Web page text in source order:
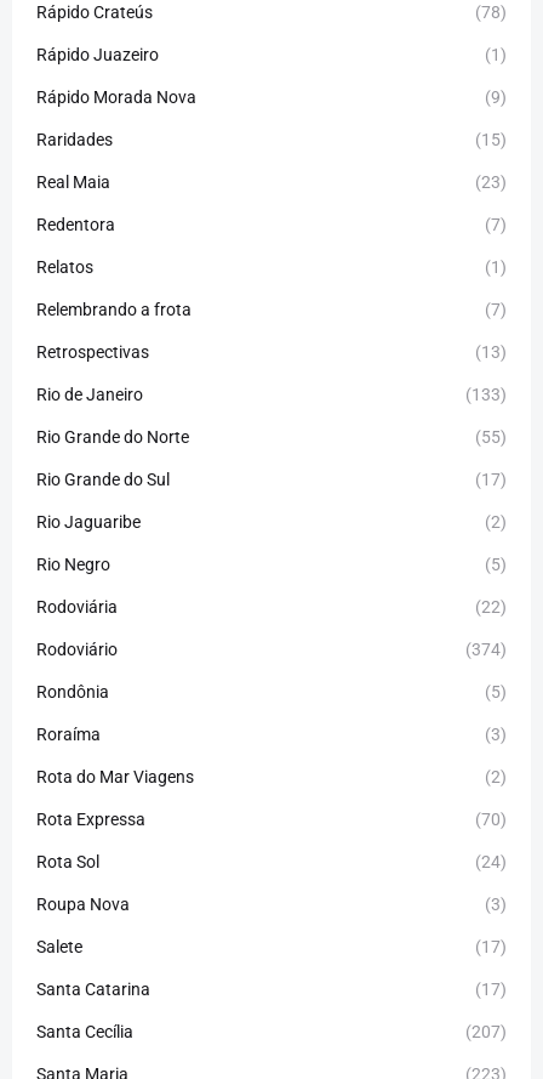
Rápido Crateús (78)
Rápido Juazeiro (1)
Rápido Morada Nova (9)
Raridades (15)
Real Maia (23)
Redentora (7)
Relatos (1)
Relembrando a frota (7)
Retrospectivas (13)
Rio de Janeiro (133)
Rio Grande do Norte (55)
Rio Grande do Sul (17)
Rio Jaguaribe (2)
Rio Negro (5)
Rodoviária (22)
Rodoviário (374)
Rondônia (5)
Roraíma (3)
Rota do Mar Viagens (2)
Rota Expressa (70)
Rota Sol (24)
Roupa Nova (3)
Salete (17)
Santa Catarina (17)
Santa Cecília (207)
Santa Maria (223)